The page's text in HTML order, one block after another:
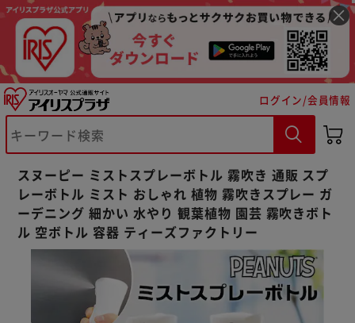
ログイン/会員情報
スヌーピー ミストスプレーボトル 霧吹き 通販 スプ
レーボトル ミスト おしゃれ 植物 霧吹きスプレー ガ
ーデニング 細かい 水やり 観葉植物 園芸 霧吹きボト
ル 空ボトル 容器 ティーズファクトリー
※ご確認ください
カートに入れる 購入手続きへ